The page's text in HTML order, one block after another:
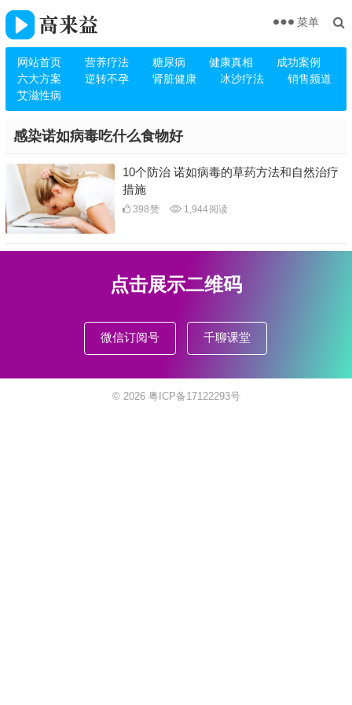
网站首页 营养疗法 糖尿病 健康真相
成功案例
六大方案
逆转不孕 肾脏健康 冰沙疗法
销售频道
艾滋性病
菜单
感染诺如病毒吃什么食物好
10个防治 诺如病毒的草药方法和自然治疗
措施
398赞 1,944阅读
点击展示二维码
微信订阅号 千聊课堂
© 2026 粤ICP备17122293号